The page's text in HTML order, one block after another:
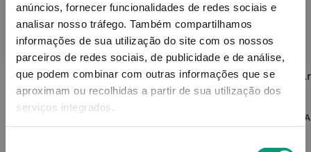
anúncios, fornecer funcionalidades de redes sociais e
analisar nosso tráfego. Também compartilhamos
informações de sua utilização do site com os nossos
parceiros de redes sociais, de publicidade e de análise,
que podem combinar com outras informações que se
aproximam ou recolhidas a partir de sua utilização dos
serviços integrados.
QUEM VIU ESTE PRODUTO, TAMBÉM
COMPROU...
ZENTIVA